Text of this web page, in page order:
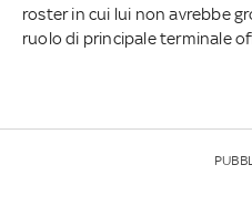
roster in cui lui non avrebbe
ruolo di principale terminale